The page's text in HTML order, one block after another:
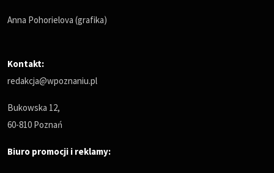
Anna Pohorielova (grafika)
Kontakt:
redakcja@wpoznaniu.pl
Bukowska 12,
60-810 Poznań
Biuro promocji i reklamy: